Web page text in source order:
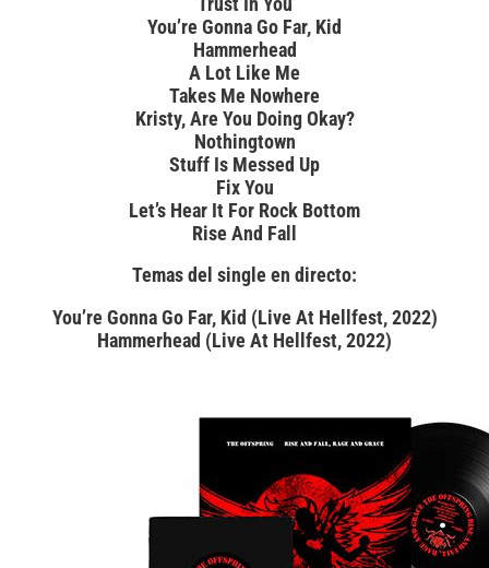
You’re Gonna Go Far, Kid
Hammerhead
A Lot Like Me
Takes Me Nowhere
Kristy, Are You Doing Okay?
Nothingtown
Stuff Is Messed Up
Fix You
Let’s Hear It For Rock Bottom
Rise And Fall
Temas del single en directo:
You’re Gonna Go Far, Kid (Live At Hellfest, 2022)
Hammerhead (Live At Hellfest, 2022)